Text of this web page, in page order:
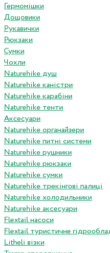
Гермомішки
Дощовики
Рукавички
Рюкзаки
Сумки
Чохли
Naturehike душ
Naturehike каністри
Naturehike карабіни
Naturehike тенти
Аксесуари
Naturehike органайзери
Naturehike питні системи
Naturehike рушники
Naturehike рюкзаки
Naturehike сумки
Naturehike трекінгові палиці
Naturehike холодильники
Naturehike аксесуари
Flextail насоси
Flextail туристичне
Litheli візки